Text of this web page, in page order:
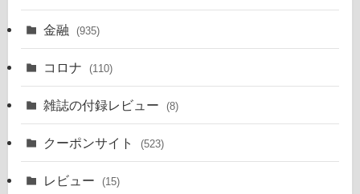
金融 (935)
コロナ (110)
雑誌の付録レビュー (8)
クーポンサイト (523)
レビュー (15)